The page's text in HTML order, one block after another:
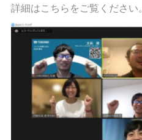
詳細はこちらをご覧ください。